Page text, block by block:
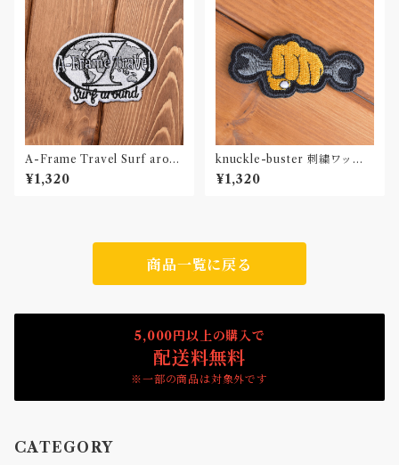
A-Frame Travel Surf aroun
d Black & White 刺繍ワッペ
ン Patch
¥1,320
knuckle-buster 刺繍ワッペ
ン Patch
¥1,320
商品一覧に戻る
5,000円以上の購入で
配送料無料
※一部の商品は対象外です
CATEGORY